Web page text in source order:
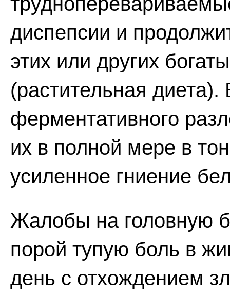
диспепсии и
этих или других
(растительная диета).
ферментативного
их в полной мере в
усиленное гниение
Жалобы на головную
порой тупую боль в
день с отхождением